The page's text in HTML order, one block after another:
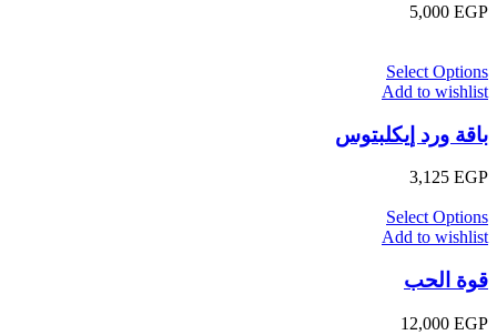
5,000 EGP
Select Options
Add to wishlist
باقة ورد إيكلبتوس
3,125 EGP
Select Options
Add to wishlist
قوة الحب
12,000 EGP